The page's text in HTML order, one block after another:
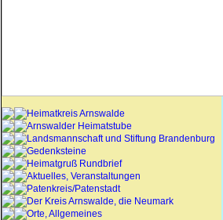
Heimatkreis Arnswalde
Arnswalder Heimatstube
Landsmannschaft und Stiftung Brandenburg
Gedenksteine
Heimatgruß Rundbrief
Aktuelles, Veranstaltungen
Patenkreis/Patenstadt
Der Kreis Arnswalde, die Neumark
Orte, Allgemeines